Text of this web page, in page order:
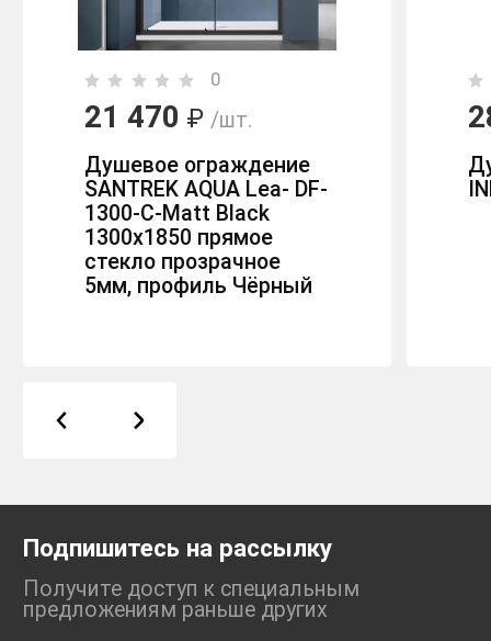
0
21 470 ₽ /шт.
Душевое ограждение
SANTREK AQUA Lea- DF-
1300-C-Matt Black
1300х1850 прямое
стекло прозрачное
5мм, профиль Чёрный
Подпишитесь на рассылку
Получите доступ к специальным
предложениям раньше других